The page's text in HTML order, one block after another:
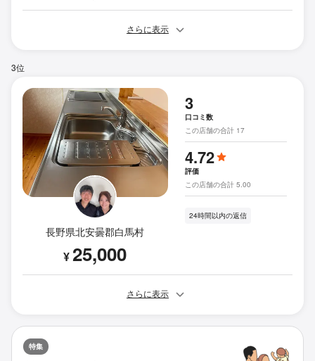
さらに表示
3位
長野県北安曇郡白馬村
¥25,000
3
口コミ数
この店舗の合計 17
4.72
評価
この店舗の合計 5.00
24時間以内の返信
さらに表示
特集